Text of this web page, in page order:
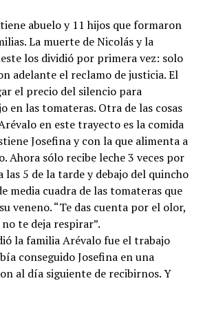
abuelo y 11 hijos que formaron
La muerte de Nicolás y la
los dividió por primera vez: solo
adelante el reclamo de justicia. El
el precio del silencio para
en las tomateras. Otra de las cosas
en este trayecto es la comida
Josefina y con la que alimenta a
Ahora sólo recibe leche 3 veces por
las 5 de la tarde y debajo del quincho
media cuadra de las tomateras que
veneno. “Te das cuenta por el olor,
te deja respirar”.
la familia Arévalo fue el trabajo
conseguido Josefina en una
al día siguiente de recibirnos. Y